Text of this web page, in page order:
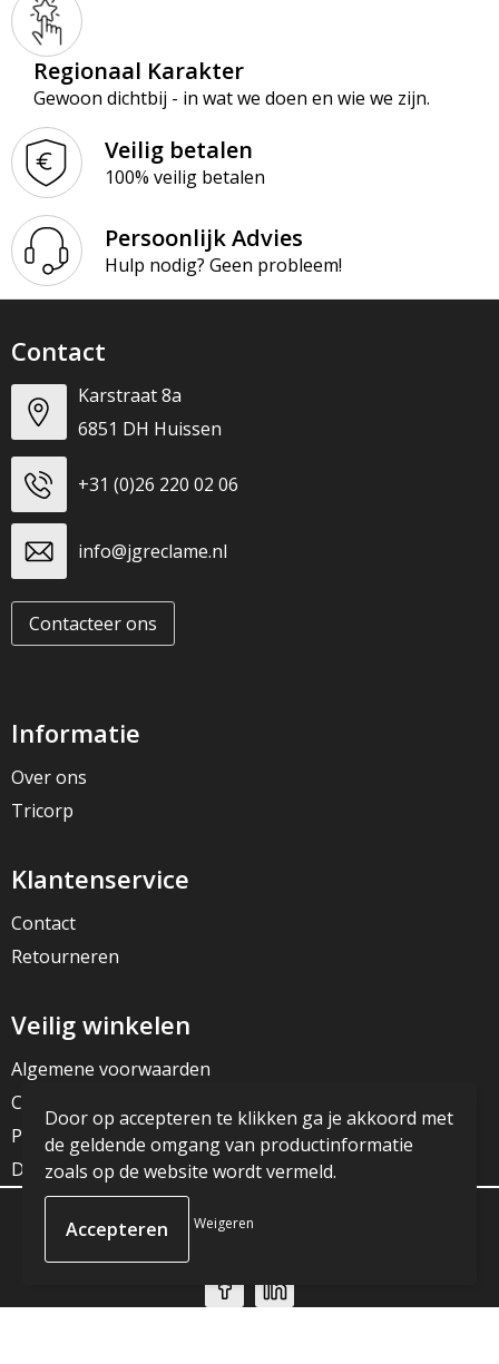
Regionaal Karakter
Gewoon dichtbij - in wat we doen en wie we zijn.
Veilig betalen
100% veilig betalen
Persoonlijk Advies
Hulp nodig? Geen probleem!
Contact
Karstraat 8a
6851 DH Huissen
+31 (0)26 220 02 06
info@jgreclame.nl
Contacteer ons
Informatie
Over ons
Tricorp
Klantenservice
Contact
Retourneren
Veilig winkelen
Algemene voorwaarden
Cookieverklaring
Privacyverklaring
Disclaimer
© Copyright JG Reclame 2023
Door op accepteren te klikken ga je akkoord met
de geldende omgang van productinformatie
zoals op de website wordt vermeld.
Weigeren